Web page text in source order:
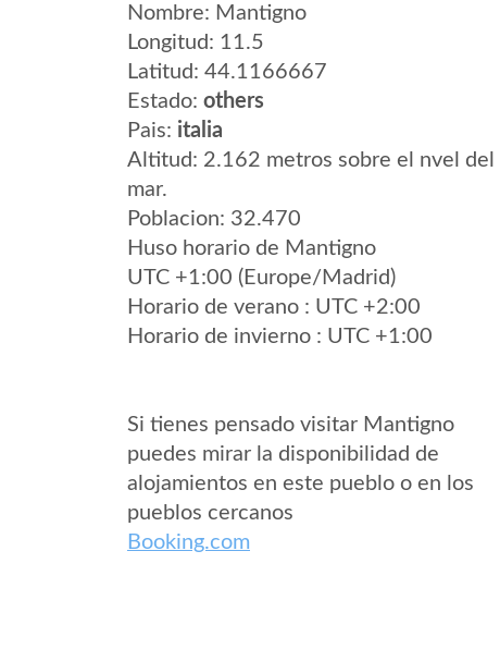
Nombre: Mantigno
Longitud: 11.5
Latitud: 44.1166667
Estado: others
Pais: italia
Altitud: 2.162 metros sobre el nvel del
mar.
Poblacion: 32.470
Huso horario de Mantigno
UTC +1:00 (Europe/Madrid)
Horario de verano : UTC +2:00
Horario de invierno : UTC +1:00
Si tienes pensado visitar Mantigno
puedes mirar la disponibilidad de
alojamientos en este pueblo o en los
pueblos cercanos
Booking.com